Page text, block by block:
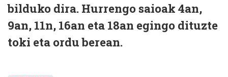
bilduko dira. Hurrengo saioak 4an,
9an, 11n, 16an eta 18an egingo dituzte
toki eta ordu berean.